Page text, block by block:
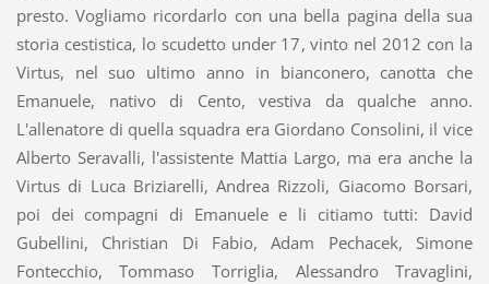
presto. Vogliamo ricordarlo con una bella pagina della sua
storia cestistica, lo scudetto under 17, vinto nel 2012 con la
Virtus, nel suo ultimo anno in bianconero, canotta che
Emanuele, nativo di Cento, vestiva da qualche anno.
L'allenatore di quella squadra era Giordano Consolini, il vice
Alberto Seravalli, l'assistente Mattia Largo, ma era anche la
Virtus di Luca Briziarelli, Andrea Rizzoli, Giacomo Borsari,
poi dei compagni di Emanuele e li citiamo tutti: David
Gubellini, Christian Di Fabio, Adam Pechacek, Simone
Fontecchio, Tommaso Torriglia, Alessandro Travaglini,